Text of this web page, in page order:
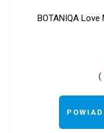
BOTANIQA
(